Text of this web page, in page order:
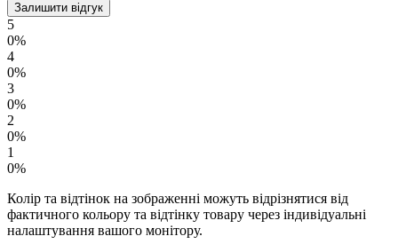
Залишити відгук
5
0%
4
0%
3
0%
2
0%
1
0%
Колір та відтінок на зображенні можуть відрізнятися від
фактичного кольору та відтінку товару через індивідуальні
налаштування вашого монітору.